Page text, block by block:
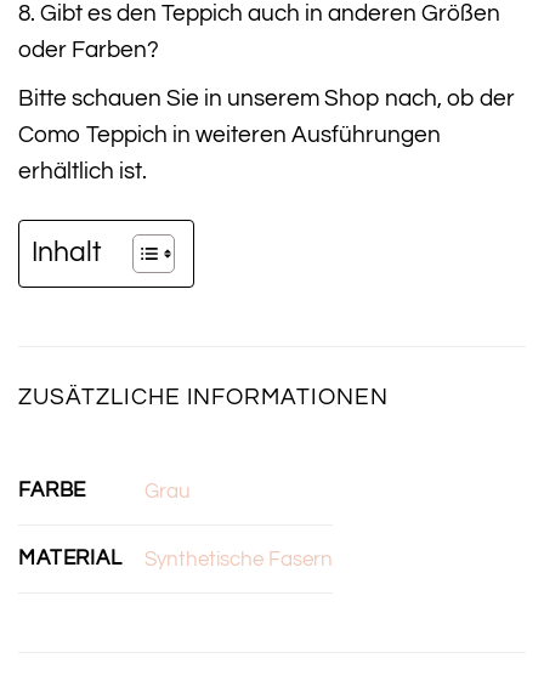
8. Gibt es den Teppich auch in anderen Größen
oder Farben?
Bitte schauen Sie in unserem Shop nach, ob der
Como Teppich in weiteren Ausführungen
erhältlich ist.
Inhalt
ZUSÄTZLICHE INFORMATIONEN
FARBE Grau
MATERIAL Synthetische Fasern